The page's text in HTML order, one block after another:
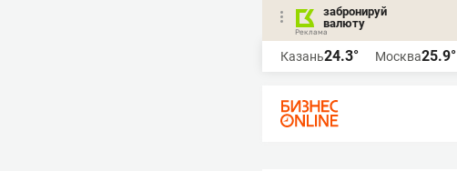
забронируй
валюту
Казань24.3° Москва25.9°